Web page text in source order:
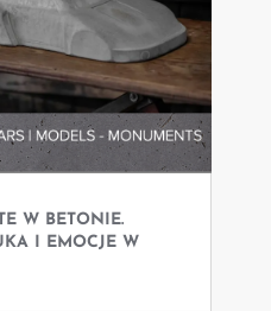
W BETONIE.
I EMOCJE W